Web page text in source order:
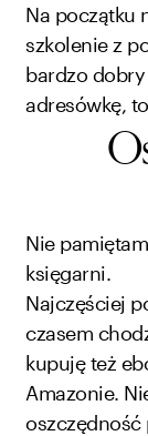
Na początku
szkolenie z
bardzo
adresówkę,
Nie
księgarni.
Najczęściej
czasem
kupuję też
Amazonie.
oszczędność